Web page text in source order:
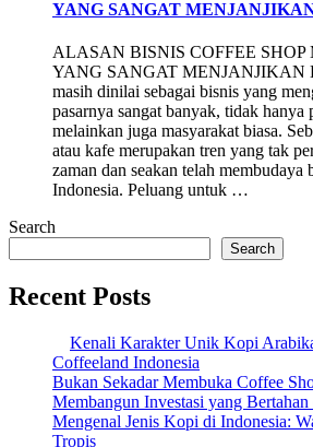
YANG SANGAT
ALASAN BISNIS COFFEE SHOP
YANG SANGAT MENJANJIKAN
masih dinilai sebagai bisnis yang
pasarnya sangat banyak, tidak hanya
melainkan juga masyarakat biasa.
atau kafe merupakan tren yang tak
zaman dan seakan telah membudaya
Indonesia. Peluang untuk …
Search
Search
Recent Posts
Kenali Karakter Unik Kopi
Coffeeland Indonesia
Bukan Sekadar Membuka Coffee
Membangun Investasi yang
Mengenal Jenis Kopi di Indonesia:
Tropis